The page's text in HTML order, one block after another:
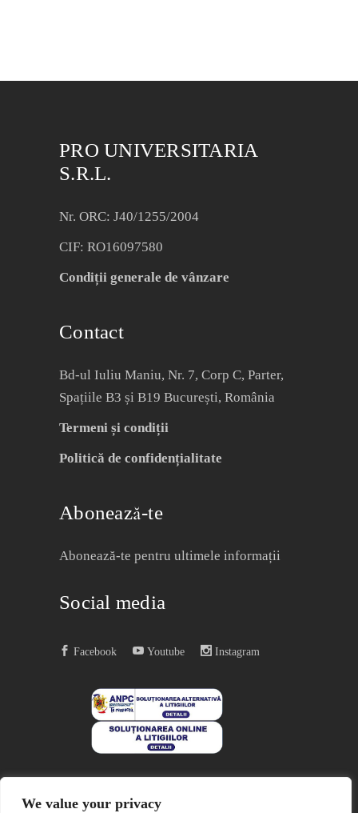
We value your privacy
PRO UNIVERSITARIA
S.R.L.
Nr. ORC: J40/1255/2004
CIF: RO16097580
Condiții generale de vânzare
Contact
Bd-ul Iuliu Maniu, Nr. 7, Corp C, Parter,
Spațiile B3 și B19 București, România
Termeni și condiții
Politică de confidențialitate
Abonează-te
Abonează-te pentru ultimele informații
Social media
Facebook Youtube Instagram